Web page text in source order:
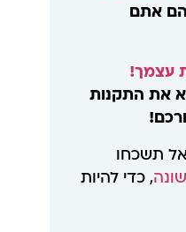
אתם
עצמך!
את התקנות
אל תשכחו
, כדי להיות